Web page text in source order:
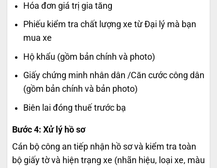
Hóa đơn giá trị gia tăng
Phiếu kiểm tra chất lượng xe từ Đại lý mà bạn
mua xe
Hộ khẩu (gồm bản chính và photo)
Giấy chứng minh nhân dân /Căn cước công dân
(gồm bản chính và bản photo)
Biên lai đóng thuế trước bạ
Bước 4: Xử lý hồ sơ
Cán bộ công an tiếp nhận hồ sơ và kiểm tra toàn
bộ giấy tờ và hiện trạng xe (nhãn hiệu, loại xe, màu